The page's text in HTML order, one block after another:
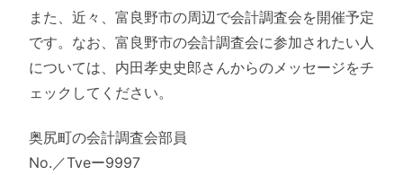
また、近々、富良野市の周辺で会計調査会を開催予定
です。なお、富良野市の会計調査会に参加されたい人
については、内田孝史史郎さんからのメッセージをチ
ェックしてください。
奥尻町の会計調査会部員
No.／Tveー9997